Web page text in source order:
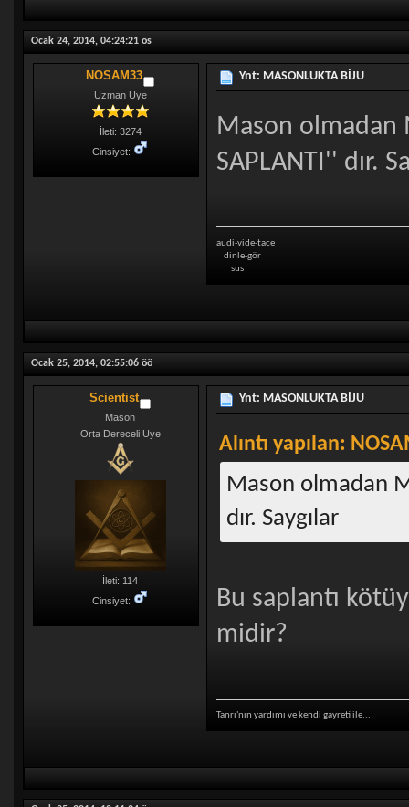
Ocak 24, 2014, 04:24:21 ös
NOSAM33
Uzman Uye
İleti: 3274
Cinsiyet:
Ynt: MASONLUKTA BİJU
Mason
SAPLANTI'' dır.
audi-vide-tace
dinle-gör
sus
Ocak 25, 2014, 02:55:06 öö
Scientist
Mason
Orta Dereceli Uye
İleti: 114
Cinsiyet:
Ynt: MASONLUKTA BİJU
Alıntı yapılan:
Mason olmadan
dır. Saygılar
Bu saplantı
midir?
Tanrı'nın yardımı ve kendi gayreti ile...